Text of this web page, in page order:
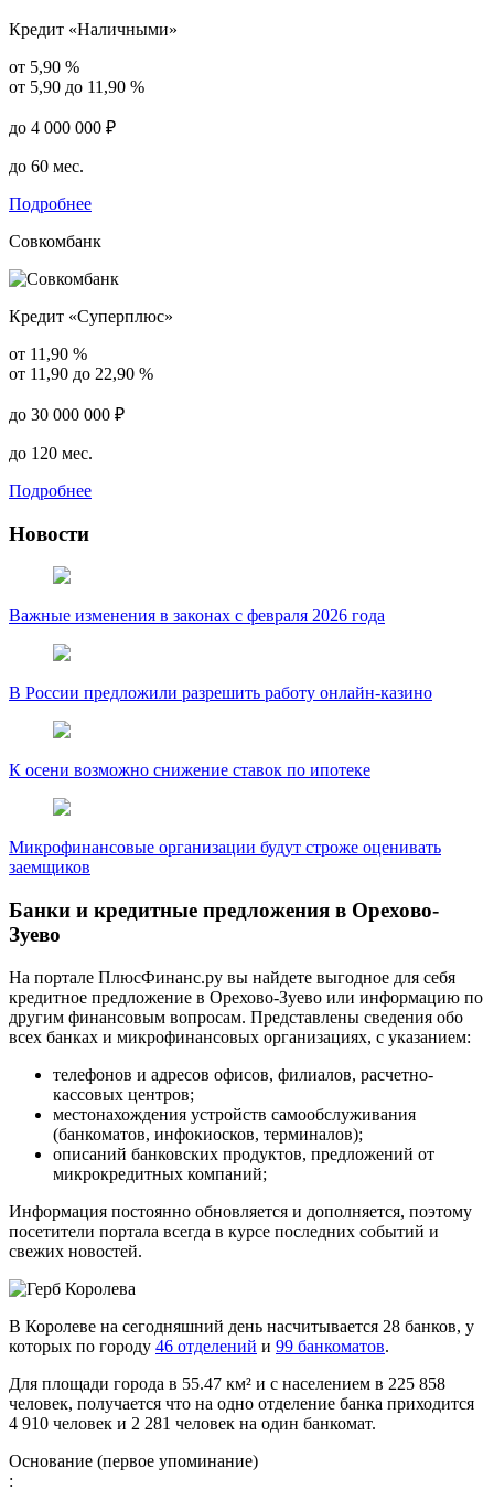
Кредит «Наличными»
от 5,90 %
от 5,90 до 11,90 %
до 4 000 000 ₽
до 60 мес.
Подробнее
Совкомбанк
Кредит «Суперплюс»
от 11,90 %
от 11,90 до 22,90 %
до 30 000 000 ₽
до 120 мес.
Подробнее
Новости
Важные изменения в законах с февраля 2026 года
В России предложили разрешить работу онлайн-казино
К осени возможно снижение ставок по ипотеке
Микрофинансовые организации будут строже оценивать
заемщиков
Банки и кредитные предложения в Орехово-
Зуево
На портале ПлюсФинанс.ру вы найдете выгодное для себя
кредитное предложение в Орехово-Зуево или информацию по
другим финансовым вопросам. Представлены сведения обо
всех банках и микрофинансовых организациях, с указанием:
телефонов и адресов офисов, филиалов, расчетно-
кассовых центров;
местонахождения устройств самообслуживания
(банкоматов, инфокиосков, терминалов);
описаний банковских продуктов, предложений от
микрокредитных компаний;
Информация постоянно обновляется и дополняется, поэтому
посетители портала всегда в курсе последних событий и
свежих новостей.
В Королеве на сегодняшний день насчитывается 28 банков, у
которых по городу 46 отделений и 99 банкоматов.
Для площади города в 55.47 км² и с населением в 225 858
человек, получается что на одно отделение банка приходится
4 910 человек и 2 281 человек на один банкомат.
Основание (первое упоминание)
: